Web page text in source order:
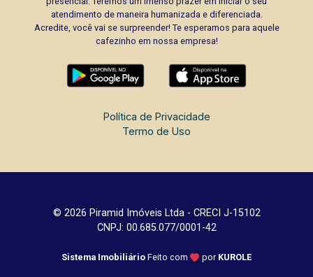
atendimento de maneira humanizada e diferenciada.
Acredite, você vai se surpreender! Te esperamos para aquele
cafezinho em nossa empresa!
Política de Privacidade
Termo de Uso
© 2026 Piramid Imóveis Ltda - CRECI J-15102
CNPJ: 00.685.077/0001-42
Sistema Imobiliário Feito com por KUROLE